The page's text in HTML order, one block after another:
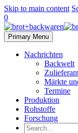
Skip to main content
0
Primary Menu
Nachrichten
Backwelt
Märkte
Termine
Produktion
Rohstoffe
Forschung